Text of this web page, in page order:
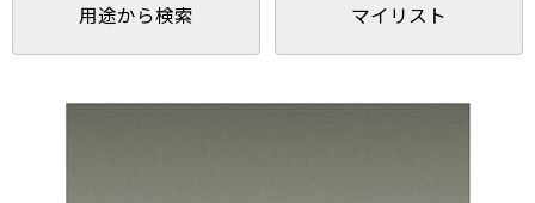
用途から検索 マイリスト